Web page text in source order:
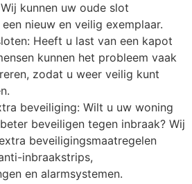
kunnen uw oude slot
nieuw en veilig exemplaar.
Heeft u last van een kapot
kunnen het probleem vaak
zodat u weer veilig kunt
beveiliging: Wilt u uw woning
beveiligen tegen inbraak? Wij
beveiligingsmaatregelen
inbraakstrips,
en alarmsystemen.